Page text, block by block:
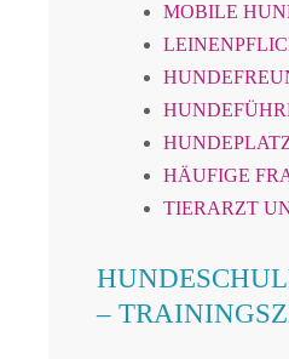
MOBILE
HÄUFIGE
TIERARZT
–